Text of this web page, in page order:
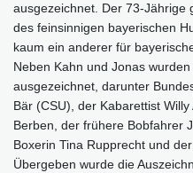
ausgezeichnet. Der 73-Jährige
des feinsinnigen bayerischen
kaum ein anderer für
Neben Kahn und Jonas
ausgezeichnet, darunter
Bär (CSU), der Kabarettist
Berben, der frühere Bobfahrer
Boxerin Tina Rupprecht und
Übergeben wurde die